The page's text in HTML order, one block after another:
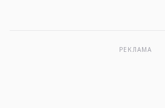
РЕКЛАМА